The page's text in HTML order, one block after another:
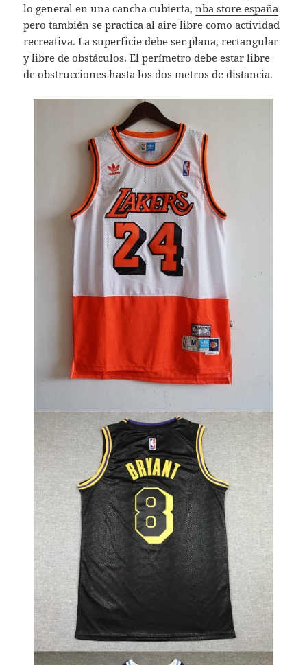
lo general en una cancha cubierta,nba store españa
pero también se practica al aire libre como actividad
recreativa. La superficie debe ser plana, rectangular
y libre de obstáculos. El perímetro debe estar libre
de obstrucciones hasta los dos metros de distancia.